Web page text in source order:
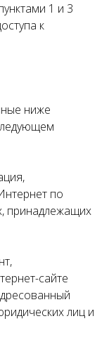
1 и 3
к
ниже
по
принадлежащих
сайте
лиц и